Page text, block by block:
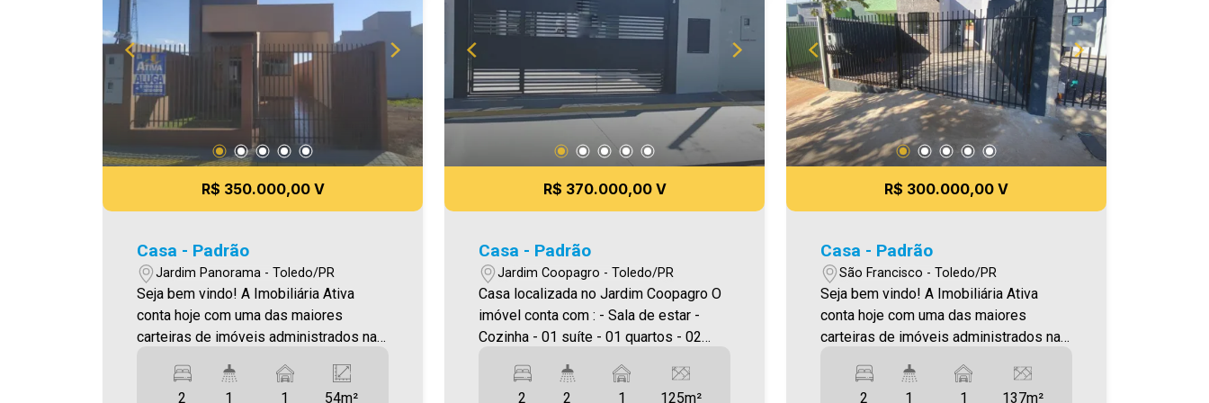
sinta-se em casa!
detalhes sobre o FCI no menu
LOCAÇÃO em nosso site. Aproveite
essa oportunidade! A hora de encontrar
o seu novo lar É AGORA! Imobiliária
Ativa, sinta-se em casa!
R$ 350.000,00 V
Casa - Padrão
Jardim Panorama - Toledo/PR
Seja bem vindo! A Imobiliária Ativa
conta hoje com uma das maiores
carteiras de imóveis administrados na
venda. Confira mais uma de nossas
2 1 1 54m²
R$ 370.000,00 V
Casa - Padrão
Jardim Coopagro - Toledo/PR
Casa localizada no Jardim Coopagro O
imóvel conta com : - Sala de estar -
Cozinha - 01 suíte - 01 quartos - 02
01 Vaga de garagem - Churrasqueira -
2 2 1 125m²
R$ 300.000,00 V
Casa - Padrão
São Francisco - Toledo/PR
Seja bem vindo! A Imobiliária Ativa
conta hoje com uma das maiores
carteiras de imóveis administrados na
venda. Confira mais uma de nossas
2 1 1 137m²